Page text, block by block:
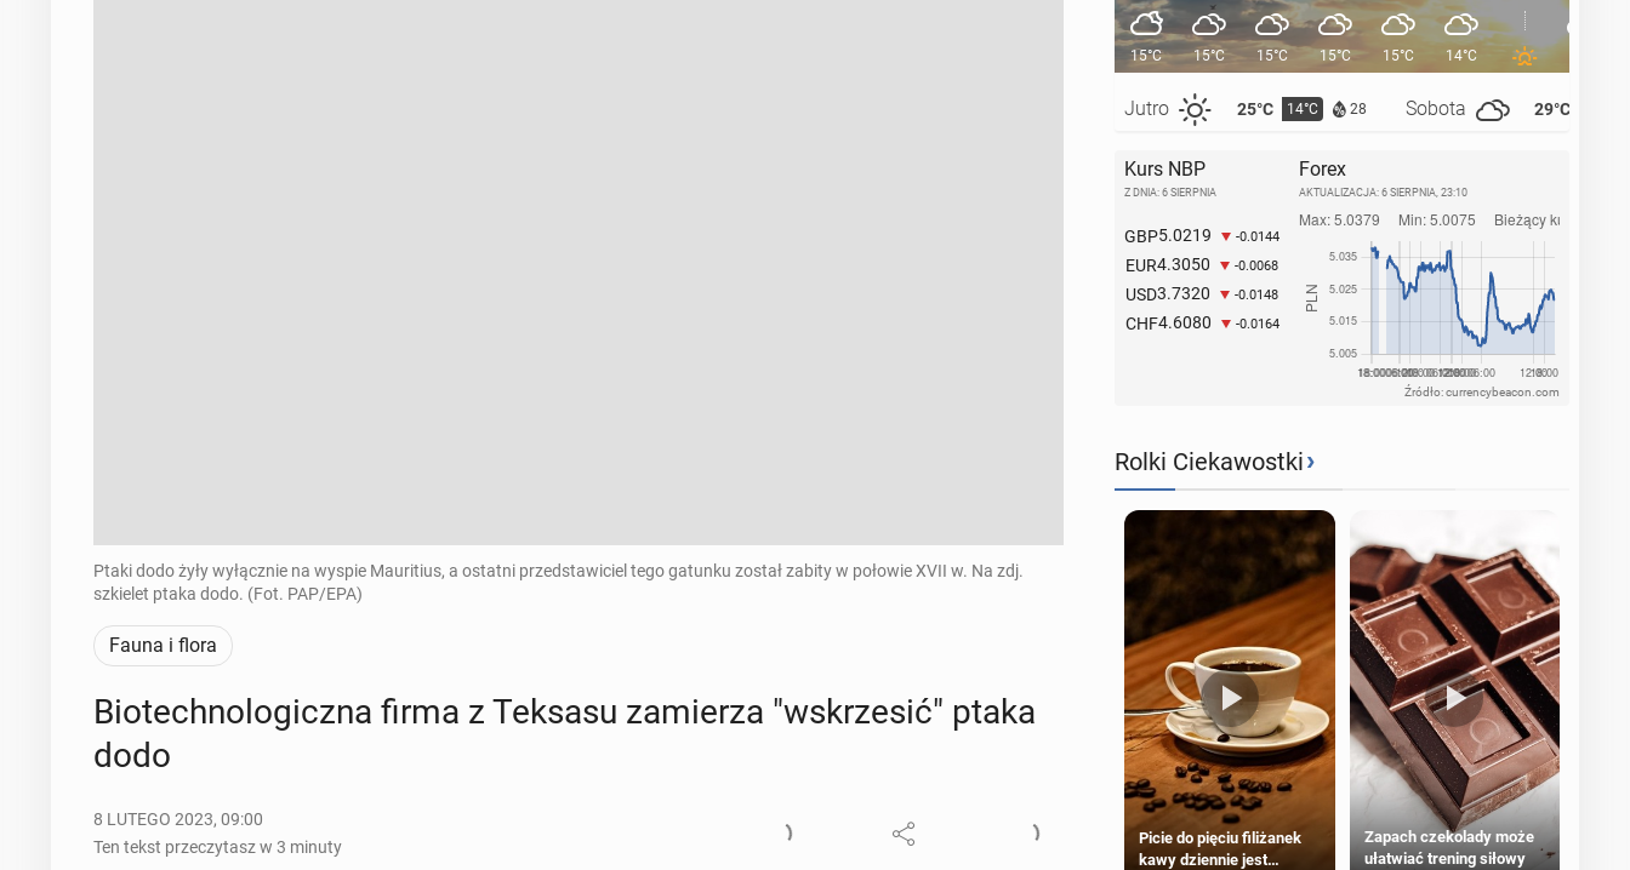
Ptaki dodo żyły wyłącznie na wyspie Mauritius, a ostatni przedstawiciel tego gatunku został zabity w połowie XVII w. Na zdj.
szkielet ptaka dodo. (Fot. PAP/EPA)
Fauna i flora
Bio­tech­no­lo­gicz­na firma z Teksasu za­mie­rza "wskrze­sić" ptaka
dodo
8 LUTEGO 2023, 09:00
Ten tekst przeczytasz w 3 minuty
15°C
Jutro 25°C 14°C 28 Sobota 29°C
15°C 15°C 15°C 15°C 14°C
Kurs NBP
Z DNIA: 6 SIERPNIA
GBP5.0219 -0.0144
EUR4.3050 -0.0068
USD3.7320 -0.0148
CHF4.6080 -0.0164
Forex
AKTUALIZACJA: 6 SIERPNIA, 23:10
Źródło: currencybeacon.com
Rolki Ciekawostki›
Picie do pięciu filiżanek
kawy dziennie jest
Zapach czekolady może
ułatwiać trening siłowy